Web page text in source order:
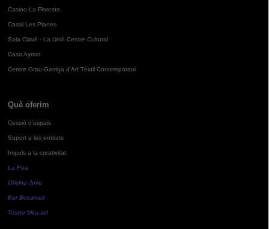
Casino La Floresta
Casal Les Planes
Sala Clavé - La Unió Centre Cultural
Casa Aymat
Centre Grau-Garriga d'Art Tèxtil Contemporani
Què oferim
Cessió d'espais
Suport a les entitats
Impuls a la creativitat
La Pua
Oficina Jove
Bar Bocamoll
Teatre Mira-sol